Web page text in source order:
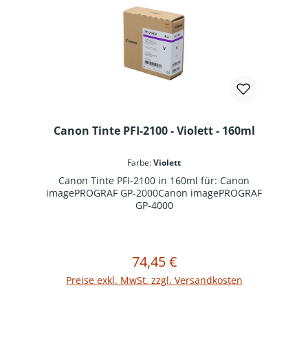
Canon Tinte PFI-2100 - Violett - 160ml
Farbe:Violett
Canon Tinte PFI-2100 in 160ml für: Canon
imagePROGRAF GP-2000Canon imagePROGRAF
GP-4000
Regulärer Preis:
74,45 €
Preise exkl. MwSt. zzgl. Versandkosten
In den Warenkorb